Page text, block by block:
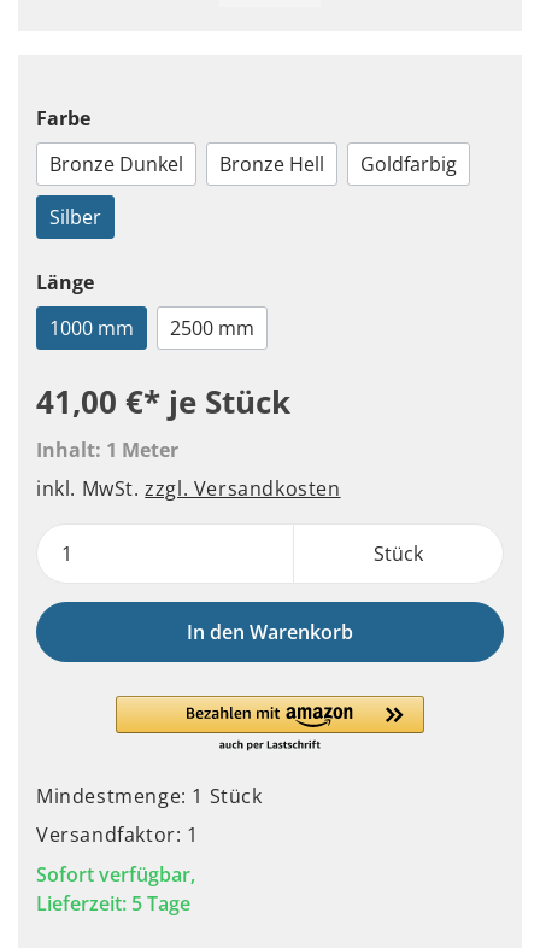
Farbe
Bronze Dunkel
Bronze Hell
Goldfarbig
Silber
Länge
1000 mm
2500 mm
41,00 €* je Stück
Inhalt: 1 Meter
inkl. MwSt.zzgl. Versandkosten
Stück
In den Warenkorb
Mindestmenge: 1 Stück
Versandfaktor: 1
Sofort verfügbar,
Lieferzeit: 5 Tage